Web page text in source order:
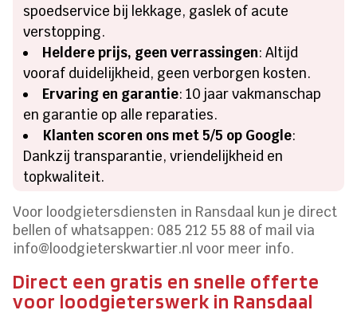
spoedservice bij lekkage, gaslek of acute
verstopping.​
Heldere prijs, geen verrassingen: Altijd
vooraf duidelijkheid, geen verborgen kosten.​
Ervaring en garantie: 10 jaar vakmanschap
en garantie op alle reparaties.​
Klanten scoren ons met 5/5 op Google:
Dankzij transparantie, vriendelijkheid en
topkwaliteit.​
Voor loodgietersdiensten in Ransdaal kun je direct
bellen of whatsappen: 085 212 55 88 of mail via
info@loodgieterskwartier.​nl voor meer info.​
Direct een gratis en snelle offerte
voor loodgieterswerk in Ransdaal